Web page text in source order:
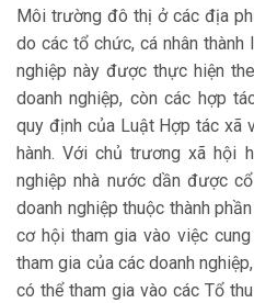
Môi trường đô thị ở các địa
do các tổ chức, cá nhân thành
nghiệp này được thực hiện
doanh nghiệp, còn các hợp
quy định của Luật Hợp tác xã
hành. Với chủ trương xã hội
nghiệp nhà nước dần được
doanh nghiệp thuộc thành
cơ hội tham gia vào việc
tham gia của các doanh
có thể tham gia vào các Tổ